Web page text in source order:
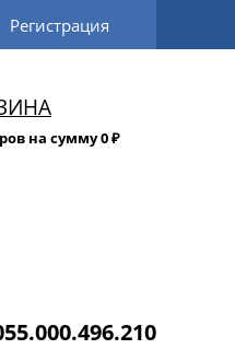
Регистрация
на сумму 0₽